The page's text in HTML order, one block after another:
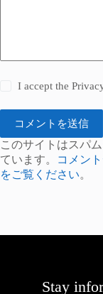
I accept the
コメントを送信
このサイトはスパ
ています。
コメン
をご覧ください。
Stay